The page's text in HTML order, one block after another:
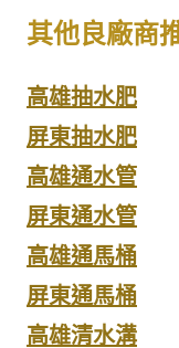
其他良廠商
高雄抽水肥
屏東抽水肥
高雄通水管
屏東通水管
高雄通馬桶
屏東通馬桶
高雄清水溝